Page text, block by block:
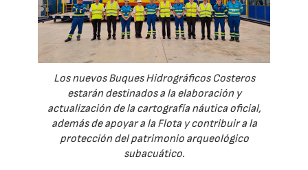
Los nuevos Buques Hidrográficos Costeros
estarán destinados a la elaboración y
actualización de la cartografía náutica oficial,
además de apoyar a la Flota y contribuir a la
protección del patrimonio arqueológico
subacuático.